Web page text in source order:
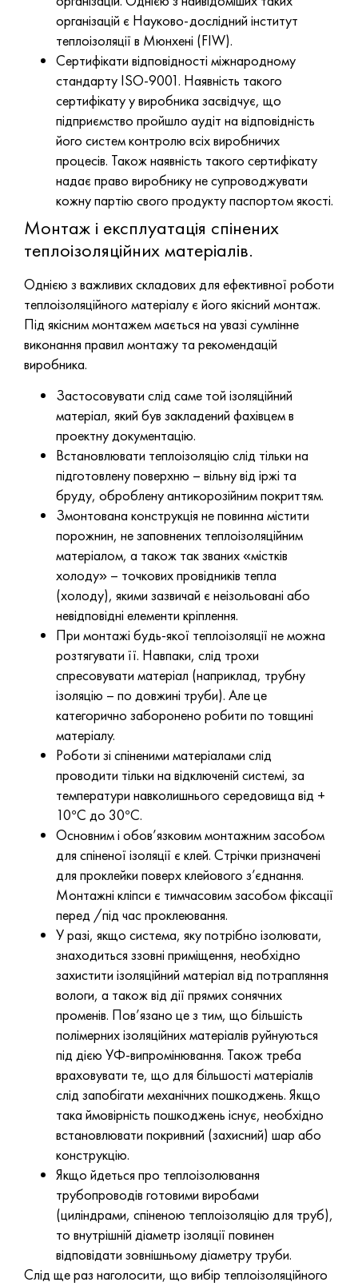
організацій є Науково-дослідний інститут
теплоізоляції в Мюнхені (FIW).
Сертифікати відповідності міжнародному
стандарту ISO-9001. Наявність такого
сертифікату у виробника засвідчує, що
підприємство пройшло аудіт на відповідність
його систем контролю всіх виробничих
процесів. Також наявність такого сертифікату
надає право виробнику не супроводжувати
кожну партію свого продукту паспортом якості.
Монтаж і експлуатація спінених
теплоізоляційних матеріалів.
Однією з важливих складових для ефективної роботи
теплоізоляційного матеріалу є його якісний монтаж.
Під якісним монтажем мається на увазі сумлінне
виконання правил монтажу та рекомендацій
виробника.
Застосовувати слід саме той ізоляційний
матеріал, який був закладений фахівцем в
проектну документацію.
Встановлювати теплоізоляцію слід тільки на
підготовлену поверхню – вільну від іржі та
бруду, оброблену антикорозійним покриттям.
Змонтована конструкція не повинна містити
порожнин, не заповнених теплоізоляційним
матеріалом, а також так званих «містків
холоду» – точкових провідників тепла
(холоду), якими зазвичай є неізольовані або
невідповідні елементи кріплення.
При монтажі будь-якої теплоізоляції не можна
розтягувати її. Навпаки, слід трохи
спресовувати матеріал (наприклад, трубну
ізоляцію – по довжині труби). Але це
категорично заборонено робити по товщині
матеріалу.
Роботи зі спіненими матеріалами слід
проводити тільки на відключеній системі, за
температури навколишнього середовища від +
10°С до 30°С.
Основним і обов’язковим монтажним засобом
для спіненої ізоляції є клей. Стрічки призначені
для проклейки поверх клейового з’єднання.
Монтажні кліпси є тимчасовим засобом фіксації
перед /під час проклеювання.
У разі, якщо система, яку потрібно ізолювати,
знаходиться ззовні приміщення, необхідно
захистити ізоляційний матеріал від потрапляння
вологи, а також від дії прямих сонячних
променів. Пов’язано це з тим, що більшість
полімерних ізоляційних матеріалів руйнуються
під дією УФ-випромінювання. Також треба
враховувати те, що для більшості матеріалів
слід запобігати механічних пошкоджень. Якщо
така ймовірність пошкоджень існує, необхідно
встановлювати покривний (захисний) шар або
конструкцію.
Якщо йдеться про теплоізолювання
трубопроводів готовими виробами
(циліндрами, спіненою теплоізоляцію для труб),
то внутрішній діаметр ізоляції повинен
відповідати зовнішньому діаметру труби.
Слід ще раз наголосити, що вибір теплоізоляційного